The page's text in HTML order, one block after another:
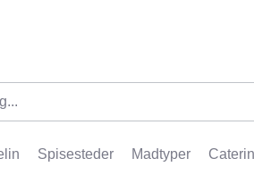
Spisesteder Madtyper